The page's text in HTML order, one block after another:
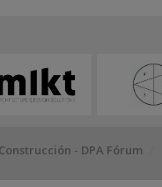
- DPA Fórum